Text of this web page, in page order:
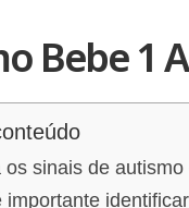
Bebe 1
os sinais de
importante